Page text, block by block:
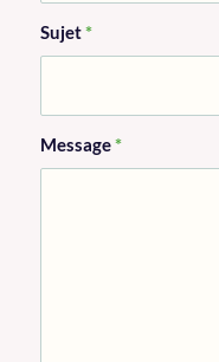
Sujet*
Message*